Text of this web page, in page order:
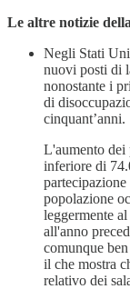
Le altre notizie
Negli Stati
nuovi posti di
nonostante i
di
cinquant’anni.
L'aumento dei
inferiore di
popolazione
leggermente
all'anno
comunque
il che mostra
relativo dei